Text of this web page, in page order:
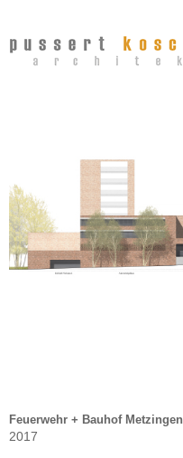
Feuerwehr + Bauhof Metzingen
2017